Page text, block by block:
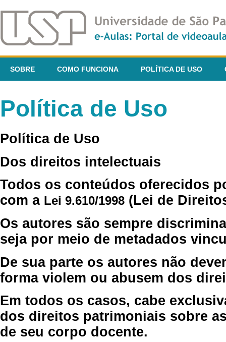
SOBRE COMO FUNCIONA POLÍTICA DE USO
Política de Uso
Política de Uso
Dos direitos intelectuais
Todos os conteúdos oferecidos
com a Lei 9.610/1998 (Lei de
Os autores são sempre
seja por meio de metadados
De sua parte os autores não
forma violem ou abusem dos
Em todos os casos, cabe
dos direitos patrimoniais sobre
de seu corpo docente.